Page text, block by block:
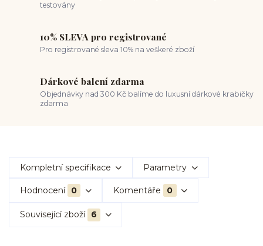
testovány
10% SLEVA pro registrované
Pro registrované sleva 10% na veškeré zboží
Dárkové balení zdarma
Objednávky nad 300 Kč balíme do luxusní dárkové krabičky
zdarma
Kompletní specifikace Parametry
Hodnocení 0 Komentáře 0
Související zboží 6